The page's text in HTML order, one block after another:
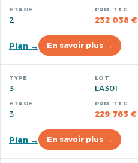
2 232 038 €
Plan → En savoir plus →
3 LA301
3 229 763 €
Plan → En savoir plus →